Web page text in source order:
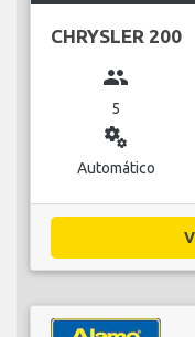
CHRYSLER 200
group
5
miscellaneous_services
Automático